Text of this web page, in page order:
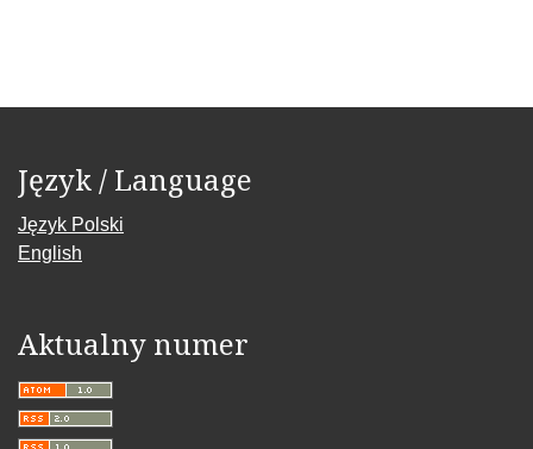
Język / Language
Język Polski
English
Aktualny numer